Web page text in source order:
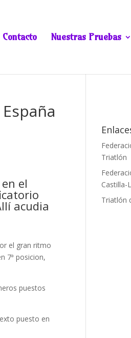
Contacto Nuestras Pruebas
el
acudia
el gran ritmo
7ª posicion,
puestos
puesto en
Triatlón
Castilla-
Triatlón